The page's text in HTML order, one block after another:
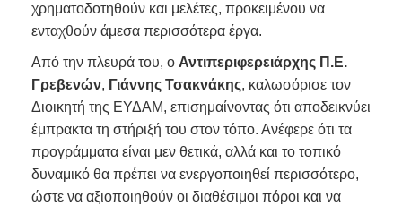
χρηματοδοτηθούν και μελέτες, προκειμένου να
ενταχθούν άμεσα περισσότερα έργα.
Από την πλευρά του, ο Αντιπεριφερειάρχης Π.Ε.
Γρεβενών, Γιάννης Τσακνάκης, καλωσόρισε τον
Διοικητή της ΕΥΔΑΜ, επισημαίνοντας ότι αποδεικνύει
έμπρακτα τη στήριξή του στον τόπο. Ανέφερε ότι τα
προγράμματα είναι μεν θετικά, αλλά και το τοπικό
δυναμικό θα πρέπει να ενεργοποιηθεί περισσότερο,
ώστε να αξιοποιηθούν οι διαθέσιμοι πόροι και να